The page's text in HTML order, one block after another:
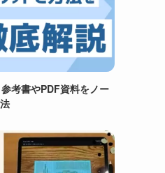
考書やPDF資料をノー